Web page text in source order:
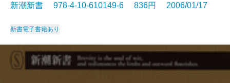
新潮新書 978-4-10-610149-6 836円 2006/01/17
新書電子書籍あり